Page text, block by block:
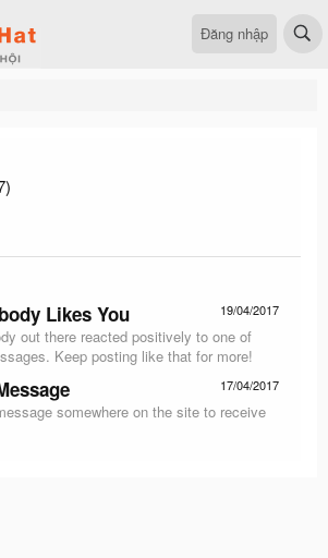
Đăng nhập
19/04/2017
Likes You
out there reacted positively to one of
Keep posting like that for more!
17/04/2017
somewhere on the site to receive